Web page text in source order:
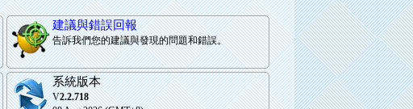
建議與錯誤回報
告訴我們您的建議與發現的問題和錯誤。
系統版本
V2.2.718